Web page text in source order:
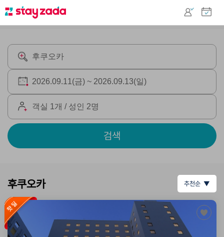
검색
후쿠오카 추천순 ▼